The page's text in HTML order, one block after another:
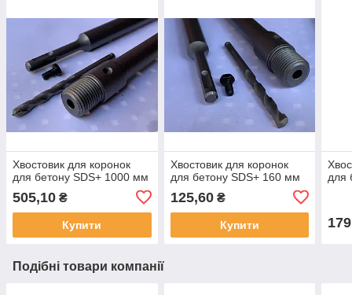
Хвостовик для коронок
для бетону SDS+ 1000 мм
505,10 ₴
Купити
Хвостовик для коронок
для бетону SDS+ 160 мм
125,60₴
Купити
для
Подібні товари компанії